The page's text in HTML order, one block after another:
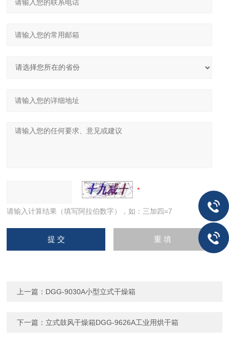
请输入计算结果（填写阿拉伯数字），如：三加四=7
上一篇： DGG-9030A小型立式干燥箱
下一篇： 立式鼓风干燥箱DGG-9626A工业用烘干箱